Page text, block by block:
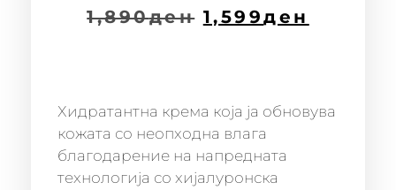
1,890ден 1,599ден
Хидратантна крема која ја обновува
кожата со неопходна влага
благодарение на напредната
технологија со хијалуронска